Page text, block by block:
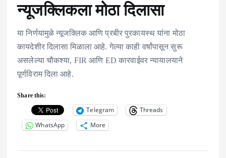
न्यूजक्लिकला मोठा दिलासा
या निर्णयामुळे न्यूजक्लिक आणि प्रबीर पुरकायस्थ यांना मोठा
कायदेशीर दिलासा मिळाला आहे. गेल्या काही वर्षांपासून सुरू
असलेल्या चौकश्या, FIR आणि ED कारवाईवर न्यायालयाने
पूर्णविराम दिला आहे.
Share this:
Telegram
Threads
WhatsApp
More